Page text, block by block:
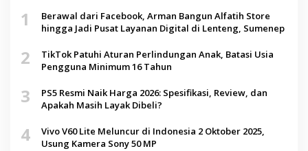
1
Berawal dari Facebook, Arman Bangun Alfatih Store
hingga Jadi Pusat Layanan Digital di Lenteng, Sumenep
2
TikTok Patuhi Aturan Perlindungan Anak, Batasi Usia
Pengguna Minimum 16 Tahun
3
PS5 Resmi Naik Harga 2026: Spesifikasi, Review, dan
Apakah Masih Layak Dibeli?
4
Vivo V60 Lite Meluncur di Indonesia 2 Oktober 2025,
Usung Kamera Sony 50 MP